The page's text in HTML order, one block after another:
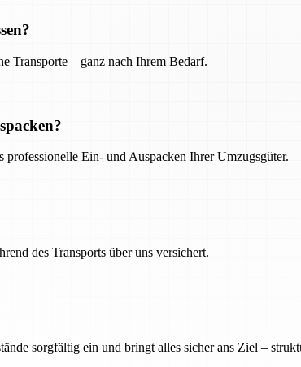
Transporte – ganz nach Ihrem Bedarf.
professionelle Ein- und Auspacken Ihrer Umzugsgüter.
des Transports über uns versichert.
sorgfältig ein und bringt alles sicher ans Ziel –